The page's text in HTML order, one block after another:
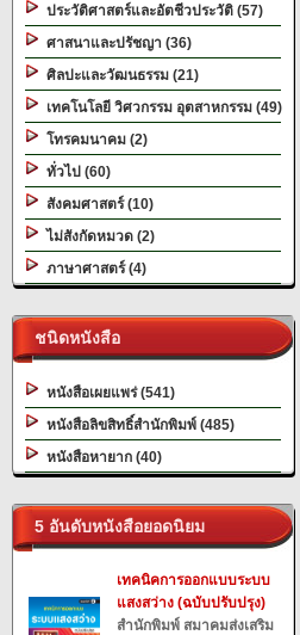
ประวัติศาสตร์และอัตชีวประวัติ (57)
ศาสนาและปรัชญา (36)
ศิลปะและวัฒนธรรม (21)
เทคโนโลยี วิศวกรรม อุตสาหกรรม (49)
โทรคมนาคม (2)
ทั่วไป (60)
สังคมศาสตร์ (10)
ไม่สังกัดหมวด (2)
ภาษาศาสตร์ (4)
ชนิดหนังสือ
หนังสือเผยแพร่ (541)
หนังสือลิขสิทธิ์สำนักพิมพ์ (485)
หนังสือหายาก (40)
5 อันดับหนังสือยอดนิยม
เทคนิคการออกแบบระบบ
แสงสว่าง (ฉบับปรับปรุง)
สำนักพิมพ์ สมาคมส่งเสริม